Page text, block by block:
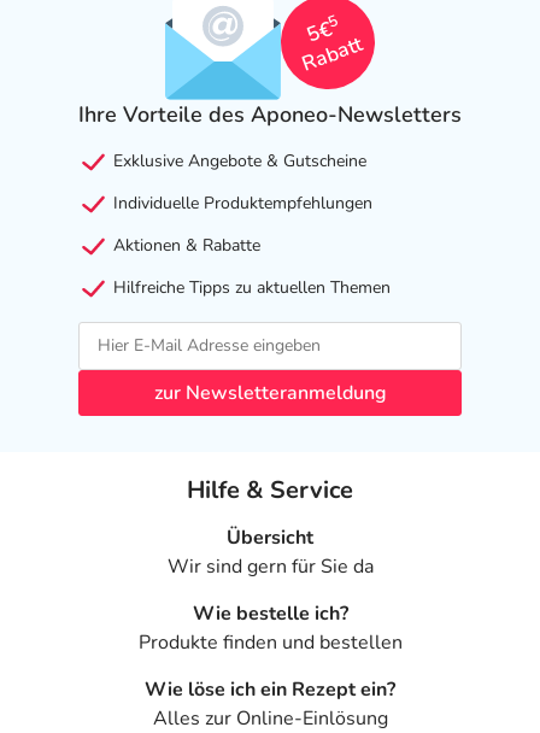
5€
5
Rabatt
Ihre Vorteile des Aponeo-Newsletters
Exklusive Angebote & Gutscheine
Individuelle Produktempfehlungen
Aktionen & Rabatte
Hilfreiche Tipps zu aktuellen Themen
zur Newsletteranmeldung
Hilfe & Service
Übersicht
Wir sind gern für Sie da
Wie bestelle ich?
Produkte finden und bestellen
Wie löse ich ein Rezept ein?
Alles zur Online-Einlösung